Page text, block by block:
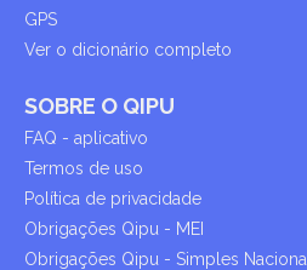
GPS
Ver o dicionário completo
SOBRE O QIPU
FAQ - aplicativo
Termos de uso
Política de privacidade
Obrigações Qipu - MEI
Obrigações Qipu - Simples Nacional